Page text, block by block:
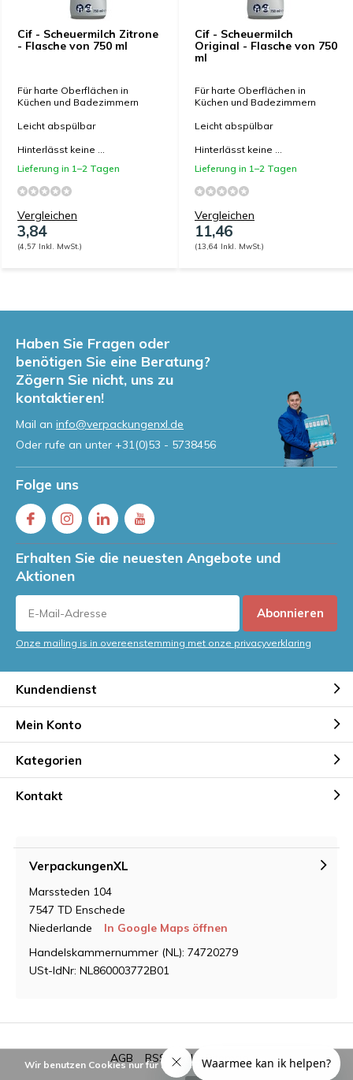
Cif - Scheuermilch Zitrone
- Flasche von 750 ml
Für harte Oberflächen in
Küchen und Badezimmern
Leicht abspülbar
Hinterlässt keine ...
Lieferung in 1–2 Tagen
Vergleichen
3,84
(4,57 Inkl. MwSt.)
Cif - Scheuermilch
Original - Flasche von 750
ml
Für harte Oberflächen in
Küchen und Badezimmern
Leicht abspülbar
Hinterlässt keine ...
Lieferung in 1–2 Tagen
Vergleichen
11,46
(13,64 Inkl. MwSt.)
Haben Sie Fragen oder
benötigen Sie eine Beratung?
Zögern Sie nicht, uns zu
kontaktieren!
Mail an info@verpackungenxl.de
Oder rufe an unter +31(0)53 - 5738456
Folge uns
Erhalten Sie die neuesten Angebote und
Aktionen
Abonnieren
Onze mailing is in overeenstemming met onze privacyverklaring
Kundendienst
Mein Konto
Kategorien
Kontakt
VerpackungenXL
Marssteden 104
7547 TD Enschede
Niederlande
In Google Maps öffnen
Handelskammernummer (NL): 74720279
USt-IdNr: NL860003772B01
AGB RSS feed Sitemap
Wir benutzen Cookies nur für interne Zwecke um den Webshop zu